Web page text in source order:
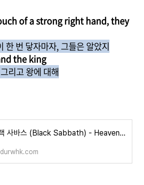
of a strong right hand, they
한 번 닿자마자, 그들은 알았지
the king
리고 왕에 대해
블랙 사바스 (Black Sabbath) - Heaven and Hell 완벽정리! (한글 가사 해석, 뜻, 비하인드 스토리, 듣기)